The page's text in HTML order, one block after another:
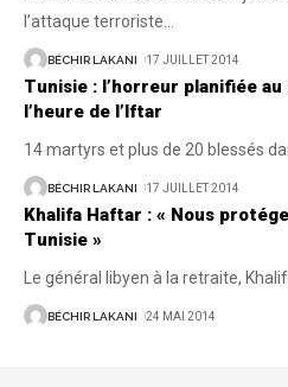
l’attaque terroriste
BÉCHIR LAKANI 17 JUILLET 2014
Tunisie : l’horreur planifiée au
l’heure de l’Iftar
14 martyrs et plus de 20 blessés
BÉCHIR LAKANI 17 JUILLET 2014
Khalifa Haftar : « Nous
Tunisie »
Le général libyen à la retraite,
BÉCHIR LAKANI 24 MAI 2014